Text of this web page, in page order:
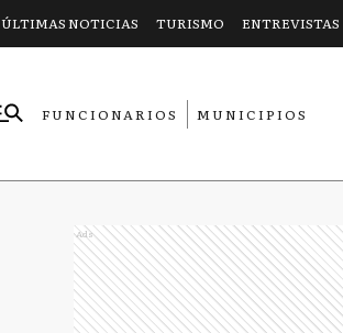
ÚLTIMAS NOTICIAS TURISMO ENTREVISTAS
FUNCIONARIOS
MUNICIPIOS
Ads